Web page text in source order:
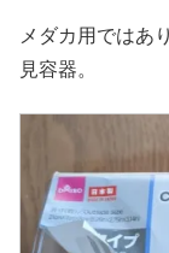
メダカ用ではあ
見容器。